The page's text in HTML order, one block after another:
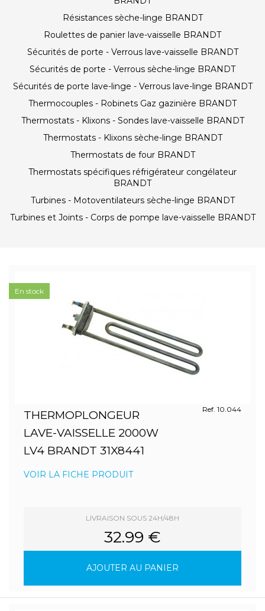
Résistances sèche-linge BRANDT
Roulettes de panier lave-vaisselle BRANDT
Sécurités de porte - Verrous lave-vaisselle BRANDT
Sécurités de porte - Verrous sèche-linge BRANDT
Sécurités de porte lave-linge - Verrous lave-linge BRANDT
Thermocouples - Robinets Gaz gazinière BRANDT
Thermostats - Klixons - Sondes lave-vaisselle BRANDT
Thermostats - Klixons sèche-linge BRANDT
Thermostats de four BRANDT
Thermostats spécifiques réfrigérateur congélateur
BRANDT
Turbines - Motoventilateurs sèche-linge BRANDT
Turbines et Joints - Corps de pompe lave-vaisselle BRANDT
THERMOPLONGEUR
LAVE-VAISSELLE 2000W
LV4 BRANDT 31X8441
Ref. 10.044
VOIR LA FICHE PRODUIT
LIVRAISON SOUS 24H/48H
32.99 €
AJOUTER AU PANIER
En stock